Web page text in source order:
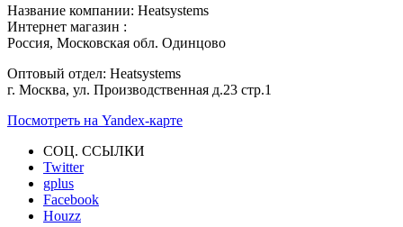
Название компании: Heatsystems
Интернет магазин :
Россия, Московская обл. Одинцово
Оптовый отдел: Heatsystems
г. Москва, ул. Производственная д.23 стр.1
Посмотреть на Yandex-карте
СОЦ. ССЫЛКИ
Twitter
gplus
Facebook
Houzz